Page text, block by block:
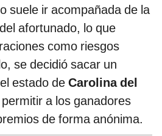
suele ir acompañada de la
afortunado, lo que
como riesgos
se decidió sacar un
estado de Carolina del
a los ganadores
de forma anónima.